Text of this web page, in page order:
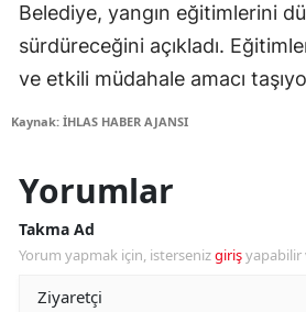
Belediye, yangın eğitimlerini
sürdüreceğini açıkladı.
ve etkili müdahale amacı
Kaynak: İHLAS HABER AJANSI
Yorumlar
Takma Ad
Yorum yapmak için, istersenizgirişyapabilir